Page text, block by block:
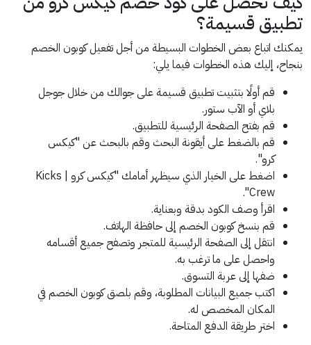
تطبيق قسيمة؟
يمكنك اتباع بعض الخطوات البسيطة من أجل تفعيل كوبون الخصم
بنجاح، إليك هذه الخطوات فيما يلي:
قم أولًا بتثبيت تطبيق قسيمة على جوالك من خلال جوجل
بلاي أو الآب ستور.
قم بفتح الصفحة الرئيسية للتطبيق.
قم بالضغط على أيقونة البحث وقم بالبحث عن "كيكس
كرو".
اضغط على الخيار الذي سيظهر أمامك "كيكس كرو | Kicks
Crew".
اقرأ وصف الكود بدقة وبعناية.
قم بنسخ كوبون الخصم إلى حافظة الهاتف.
انتقل إلى الصفحة الرئيسية للمتجر وتصفح جميع أقسامه
واحصل على ما ترغب به.
ضفها إلى عربة التسوق.
اكتب جميع البيانات المطلوبة، وقم بلصق كوبون الخصم في
المكان المخصص له.
اختر طريقة الدفع المتاحة.